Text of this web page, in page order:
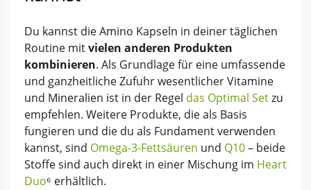
Du kannst die Amino Kapseln in deiner täglichen
Routine mitvielen anderen Produkten
kombinieren. Als Grundlage für eine umfassende
und ganzheitliche Zufuhr wesentlicher Vitamine
und Mineralien ist in der Regel das Optimal Setzu
empfehlen. Weitere Produkte, die als Basis
fungieren und die du als Fundament verwenden
kannst, sind Omega-3-Fettsäuren und Q10– beide
Stoffe sind auch direkt in einer Mischung im Heart
Duo⁶ erhältlich.